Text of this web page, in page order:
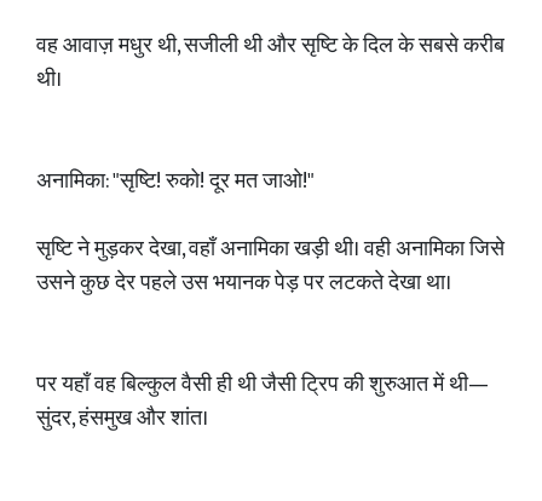
वह आवाज़ मधुर थी, सजीली थी और सृष्टि के दिल के सबसे करीब
थी।
अनामिका: "सृष्टि! रुको! दूर मत जाओ!"
सृष्टि ने मुड़कर देखा, वहाँ अनामिका खड़ी थी। वही अनामिका जिसे
उसने कुछ देर पहले उस भयानक पेड़ पर लटकते देखा था।
पर यहाँ वह बिल्कुल वैसी ही थी जैसी ट्रिप की शुरुआत में थी—
सुंदर, हंसमुख और शांत।